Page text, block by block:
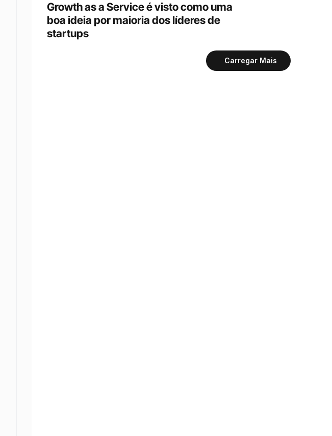
Growth as a Service é visto como uma
boa ideia por maioria dos líderes de
startups
Carregar Mais